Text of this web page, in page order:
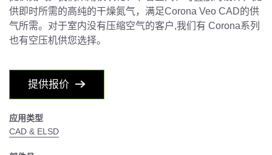
应用类型
CAD & ELSD
供即时所需的高纯的干燥氮气，满足Corona Veo CAD的供
气所需。对于室内没有压缩空气的客户,我们有 Corona系列
也有空压机供您选择。
提供报价